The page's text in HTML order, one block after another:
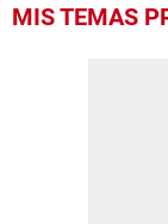
MIS TEMAS